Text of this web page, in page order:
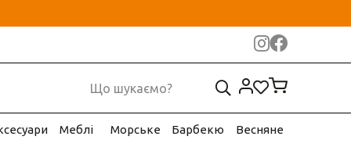
Меблі Морське Барбекю Весняне